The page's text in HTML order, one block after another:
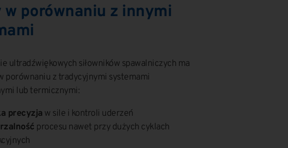
porównaniu z innymi
ultradźwiękowych siłowników spawalniczych ma
porównaniu z tradycyjnymi systemami
lub termicznymi:
precyzja w sile i kontroli uderzeń
procesu nawet przy dużych cyklach